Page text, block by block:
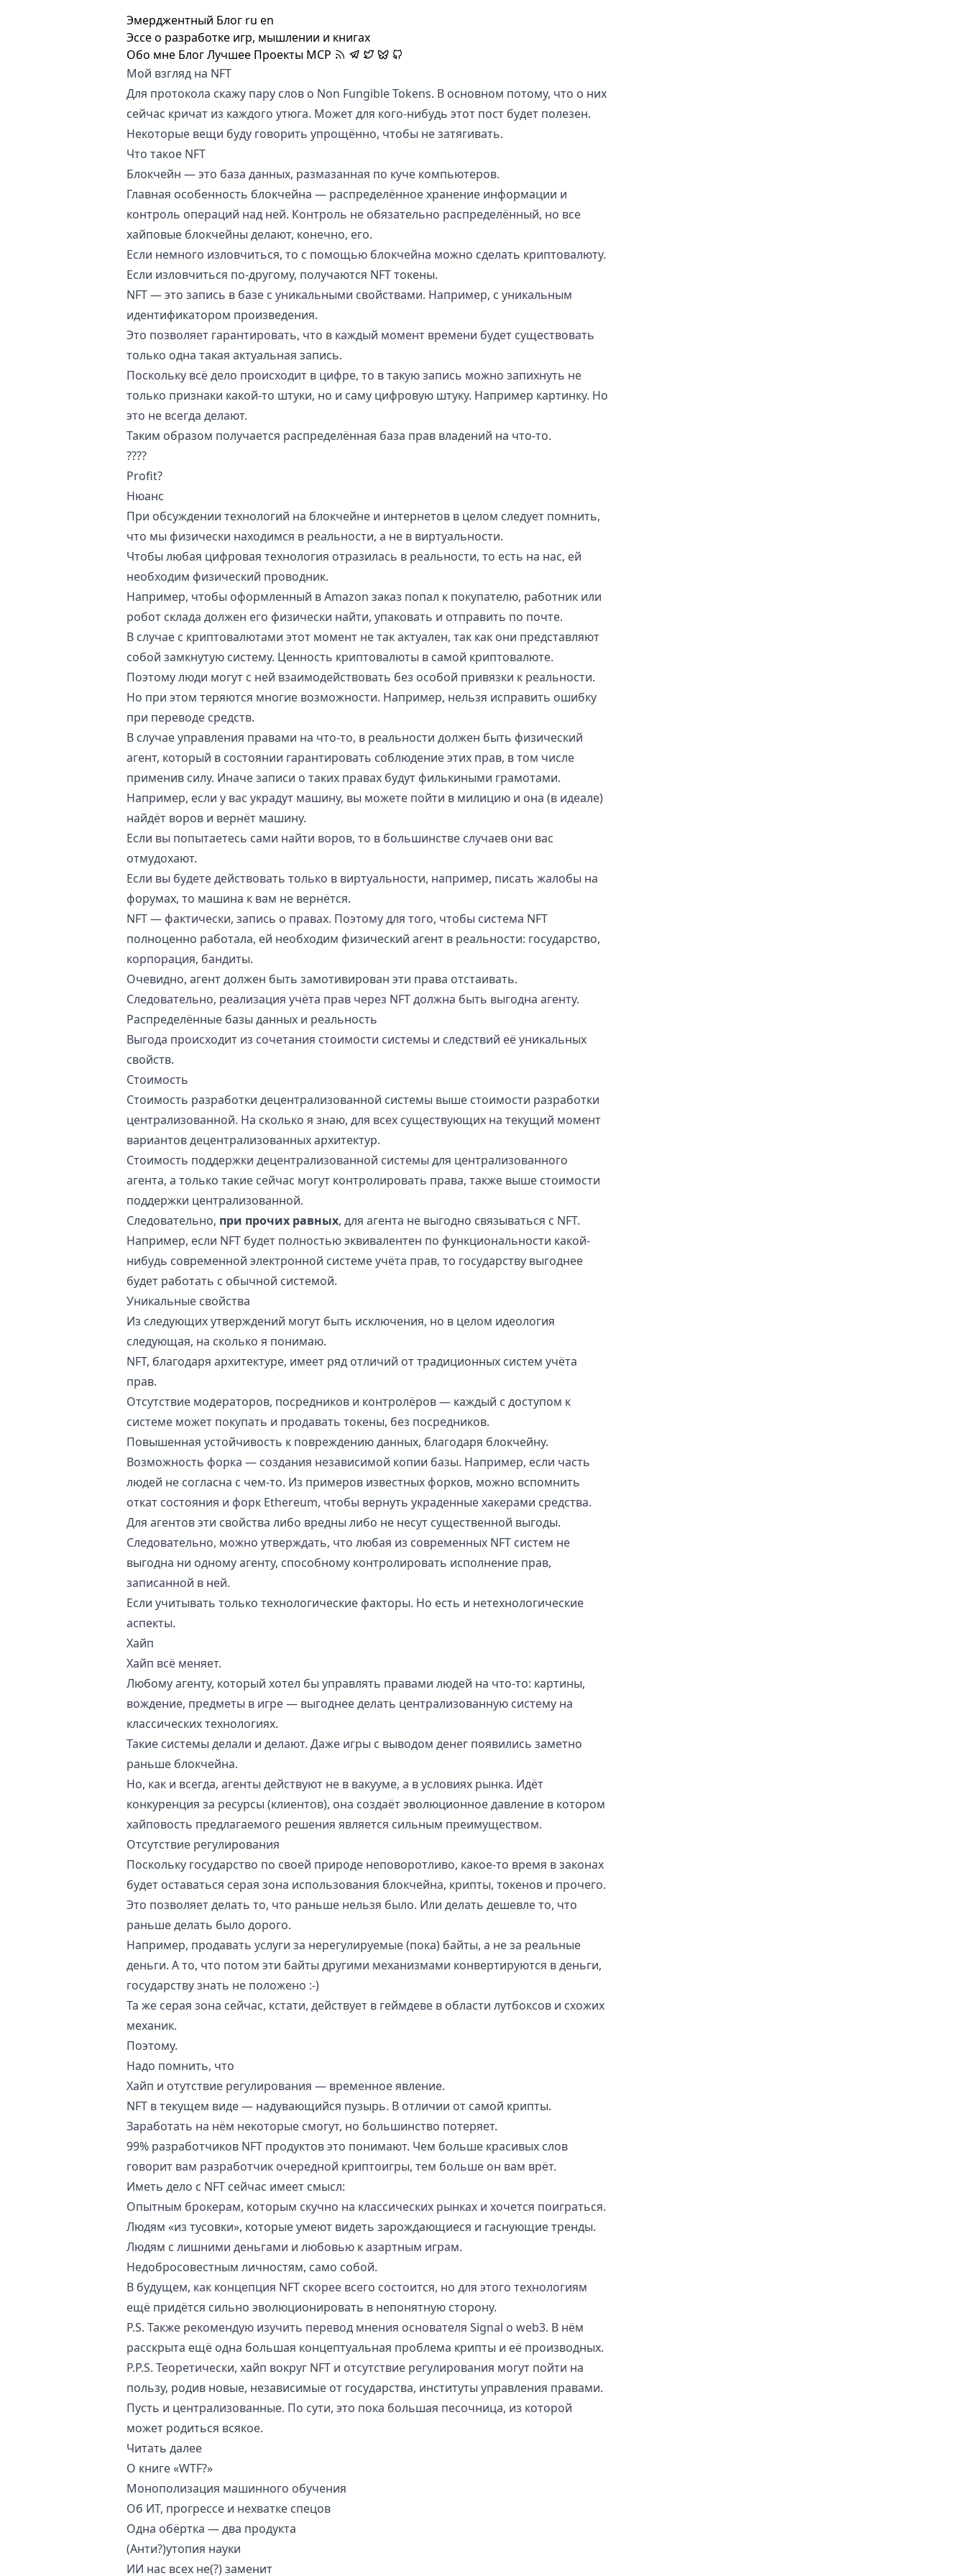
Эмерджентный Блог ru en
Эссе о разработке игр, мышлении и книгах
Обо мне БлогЛучшее Проекты MCP
Мой взгляд на NFT
Для протокола скажу пару слов о Non Fungible Tokens. В основном потому, что о них
сейчас кричат из каждого утюга. Может для кого-нибудь этот пост будет полезен.
Некоторые вещи буду говорить упрощённо, чтобы не затягивать.
Что такое NFT
Блокчейн — это база данных, размазанная по куче компьютеров.
Главная особенность блокчейна — распределённое хранение информации и
контроль операций над ней. Контроль не обязательно распределённый, но все
хайповые блокчейны делают, конечно, его.
Если немного изловчиться, то с помощью блокчейна можно сделать криптовалюту.
Если изловчиться по-другому, получаются NFT токены.
NFT — это запись в базе с уникальными свойствами. Например, с уникальным
идентификатором произведения.
Это позволяет гарантировать, что в каждый момент времени будет существовать
только одна такая актуальная запись.
Поскольку всё дело происходит в цифре, то в такую запись можно запихнуть не
только признаки какой-то штуки, но и саму цифровую штуку. Например картинку. Но
это не всегда делают.
Таким образом получается распределённая база прав владений на что-то.
????
Profit?
Нюанс
При обсуждении технологий на блокчейне и интернетов в целом следует помнить,
что мы физически находимся в реальности, а не в виртуальности.
Чтобы любая цифровая технология отразилась в реальности, то есть на нас, ей
необходим физический проводник.
Например, чтобы оформленный в Amazon заказ попал к покупателю, работник или
робот склада должен его физически найти, упаковать и отправить по почте.
В случае с криптовалютами этот момент не так актуален, так как они представляют
собой замкнутую систему. Ценность криптовалюты в самой криптовалюте.
Поэтому люди могут с ней взаимодействовать без особой привязки к реальности.
Но при этом теряются многие возможности. Например, нельзя исправить ошибку
при переводе средств.
В случае управления правами на что-то, в реальности должен быть физический
агент, который в состоянии гарантировать соблюдение этих прав, в том числе
применив силу. Иначе записи о таких правах будут филькиными грамотами.
Например, если у вас украдут машину, вы можете пойти в милицию и она (в идеале)
найдёт воров и вернёт машину.
Если вы попытаетесь сами найти воров, то в большинстве случаев они вас
отмудохают.
Если вы будете действовать только в виртуальности, например, писать жалобы на
форумах, то машина к вам не вернётся.
NFT — фактически, запись о правах. Поэтому для того, чтобы система NFT
полноценно работала, ей необходим физический агент в реальности: государство,
корпорация, бандиты.
Очевидно, агент должен быть замотивирован эти права отстаивать.
Следовательно, реализация учёта прав через NFT должна быть выгодна агенту.
Распределённые базы данных и реальность
Выгода происходит из сочетания стоимости системы и следствий её уникальных
свойств.
Стоимость
Стоимость разработки децентрализованной системы выше стоимости разработки
централизованной. На сколько я знаю, для всех существующих на текущий момент
вариантов децентрализованных архитектур.
Стоимость поддержки децентрализованной системы для централизованного
агента, а только такие сейчас могут контролировать права, также выше стоимости
поддержки централизованной.
Следовательно, при прочих равных, для агента не выгодно связываться с NFT.
Например, если NFT будет полностью эквивалентен по функциональности какой-
нибудь современной электронной системе учёта прав, то государству выгоднее
будет работать с обычной системой.
Уникальные свойства
Из следующих утверждений могут быть исключения, но в целом идеология
следующая, на сколько я понимаю.
NFT, благодаря архитектуре, имеет ряд отличий от традиционных систем учёта
прав.
Отсутствие модераторов, посредников и контролёров — каждый с доступом к
системе может покупать и продавать токены, без посредников.
Повышенная устойчивость к повреждению данных, благодаря блокчейну.
Возможность форка — создания независимой копии базы. Например, если часть
людей не согласна с чем-то. Из примеров известных форков, можно вспомнить
откат состояния и форк Ethereum, чтобы вернуть украденные хакерами средства.
Для агентов эти свойства либо вредны либо не несут существенной выгоды.
Следовательно, можно утверждать, что любая из современных NFT систем не
выгодна ни одному агенту, способному контролировать исполнение прав,
записанной в ней.
Если учитывать только технологические факторы. Но есть и нетехнологические
аспекты.
Хайп
Хайп всё меняет.
Любому агенту, который хотел бы управлять правами людей на что-то: картины,
вождение, предметы в игре — выгоднее делать централизованную систему на
классических технологиях.
Такие системы делали и делают. Даже игры с выводом денег появились заметно
раньше блокчейна.
Но, как и всегда, агенты действуют не в вакууме, а в условиях рынка. Идёт
конкуренция за ресурсы (клиентов), она создаёт эволюционное давление в котором
хайповость предлагаемого решения является сильным преимуществом.
Отсутствие регулирования
Поскольку государство по своей природе неповоротливо, какое-то время в законах
будет оставаться серая зона использования блокчейна, крипты, токенов и прочего.
Это позволяет делать то, что раньше нельзя было. Или делать дешевле то, что
раньше делать было дорого.
Например, продавать услуги за нерегулируемые (пока) байты, а не за реальные
деньги. А то, что потом эти байты другими механизмами конвертируются в деньги,
государству знать не положено :-)
Та же серая зона сейчас, кстати, действует в геймдеве в области лутбоксов и схожих
механик.
Поэтому.
Надо помнить, что
Хайп и отутствие регулирования — временное явление.
NFT в текущем виде — надувающийся пузырь. В отличии от самой крипты.
Заработать на нём некоторые смогут, но большинство потеряет.
99% разработчиков NFT продуктов это понимают. Чем больше красивых слов
говорит вам разработчик очередной криптоигры, тем больше он вам врёт.
Иметь дело с NFT сейчас имеет смысл:
Опытным брокерам, которым скучно на классических рынках и хочется поиграться.
Людям «из тусовки», которые умеют видеть зарождающиеся и гаснующие тренды.
Людям с лишними деньгами и любовью к азартным играм.
Недобросовестным личностям, само собой.
В будущем, как концепция NFT скорее всего состоится, но для этого технологиям
ещё придётся сильно эволюционировать в непонятную сторону.
P.S. Также рекомендую изучить перевод мнения основателя Signal о web3. В нём
расскрыта ещё одна большая концептуальная проблема крипты и её производных.
P.P.S. Теоретически, хайп вокруг NFT и отсутствие регулирования могут пойти на
пользу, родив новые, независимые от государства, институты управления правами.
Пусть и централизованные. По сути, это пока большая песочница, из которой
может родиться всякое.
Читать далее
О книге «WTF?»
Монополизация машинного обучения
Об ИТ, прогрессе и нехватке спецов
Одна обёртка — два продукта
(Анти?)утопия науки
ИИ нас всех не(?) заменит